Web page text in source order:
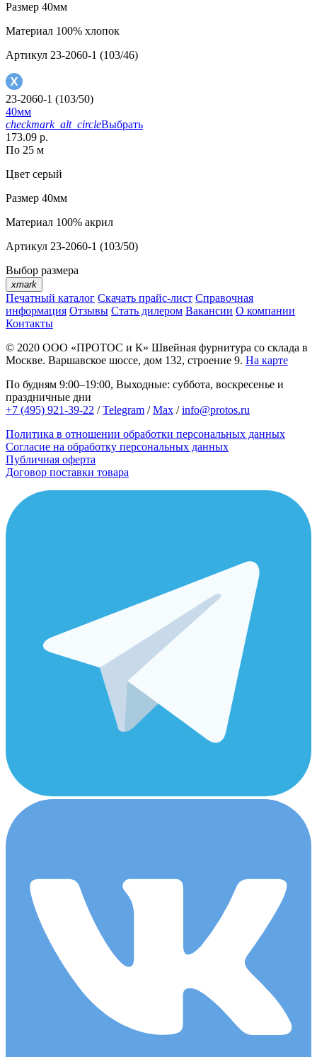
Размер 40мм
Материал 100% хлопок
Артикул 23-2060-1 (103/46)
23-2060-1 (103/50)
40мм
checkmark_alt_circleВыбрать
173.09 р.
По 25 м
Цвет серый
Размер 40мм
Материал 100% акрил
Артикул 23-2060-1 (103/50)
Выбор размера
xmark
Печатный каталог Скачать прайс-лист Справочная
информация Отзывы Стать дилером Вакансии О компании
Контакты
© 2020 ООО «ПРОТОС и К» Швейная фурнитура со склада в
Москве. Варшавское шоссе, дом 132, строение 9. На карте
По будням 9:00–19:00, Выходные: суббота, воскресенье и
праздничные дни
+7 (495) 921-39-22 /Telegram /Max /info@protos.ru
Политика в отношении обработки персональных данных
Согласие на обработку персональных данных
Публичная оферта
Договор поставки товара